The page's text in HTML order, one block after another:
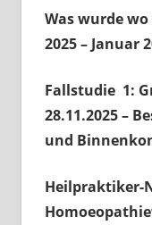
Was wurde
2025 – Januar
Fallstudie 1:
28.11.2025 –
und
Heilpraktiker-